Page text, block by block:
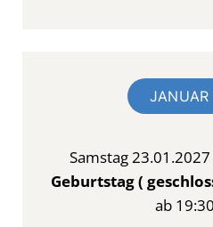
Samstag
Geburtstag (
ab